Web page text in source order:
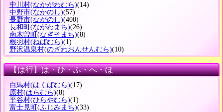
中川村(なかがわむら)(14)
中野市(なかのし)(57)
長野市(ながのし)(400)
長和町(ながわまち)(26)
南木曽町(なぎそまち)(8)
根羽村(ねばむら)(1)
野沢温泉村(のざわおんせんむら)(10)
【は行】は・ひ・ふ・へ・ほ
白馬村(はくばむら)(17)
原村(はらむら)(8)
平谷村(ひらやむら)(1)
富士見町 (ふじみまち)(33)